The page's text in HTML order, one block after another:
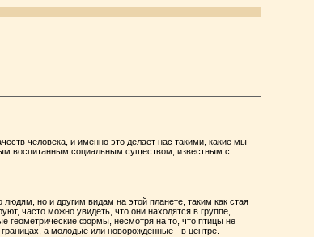
человека, и именно это делает нас такими, какие мы
воспитанным социальным существом, известным с
но и другим видам на этой планете, таким как стая
часто можно увидеть, что они находятся в группе,
геометрические формы, несмотря на то, что птицы не
а молодые или новорожденные - в центре.